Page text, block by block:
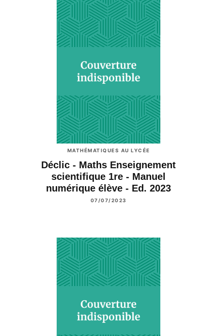
MATHÉMATIQUES AU LYCÉE
Déclic - Maths Enseignement
scientifique 1re - Manuel
numérique élève - Ed. 2023
07/07/2023